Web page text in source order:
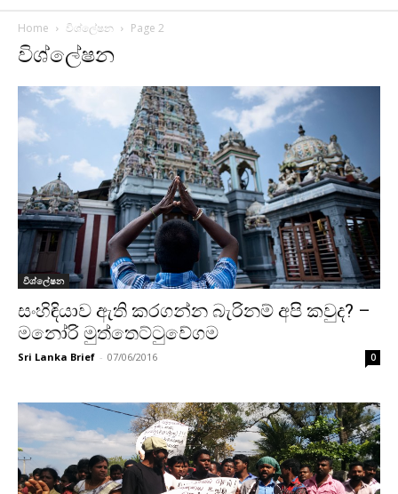
Home විශ්ලේෂන Page 2
විශ්ලේෂන
විශ්ලේෂන
සංහිඳියාව ඇති කරගන්න බැරිනම් අපි කවුද? –
මනෝරි මුත්තෙට්ටුවේගම
Sri Lanka Brief - 07/06/2016 0